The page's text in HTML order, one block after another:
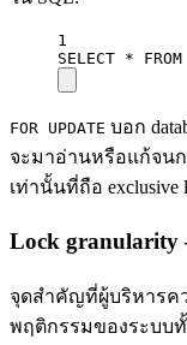
1
SELECT * FROM
FOR UPDATE บอก
จะมาอ่านหรือแก้จนก
เท่านั้นที่ถือ exclusive
Lock
จุดสำคัญที่ผู้บริหารค
พฤติกรรมของระบบ